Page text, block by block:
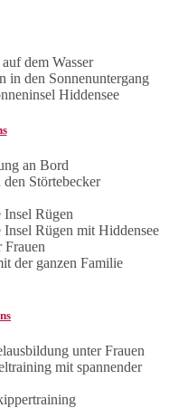
dem Wasser
in den Sonnenuntergang
Hiddensee
an Bord
den Störtebecker
Insel Rügen
Rügen mit Hiddensee
Frauen
der ganzen Familie
unter Frauen
mit spannender